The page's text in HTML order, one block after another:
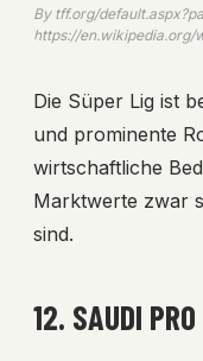
By tff.org/
https://en.wikipedia.org/
Die Süper Lig ist
und prominente
wirtschaftliche
Marktwerte zwar
sind.
12. SAUDI